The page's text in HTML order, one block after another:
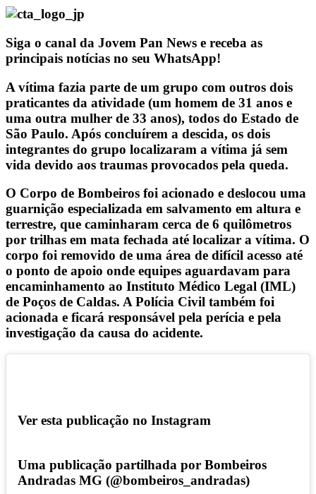
Siga o canal da Jovem Pan News e receba as
principais notícias no seu WhatsApp!
A vítima fazia parte de um grupo com outros dois
praticantes da atividade (um homem de 31 anos e
uma outra mulher de 33 anos), todos do Estado de
São Paulo. Após concluírem a descida, os dois
integrantes do grupo localizaram a vítima já sem
vida devido aos traumas provocados pela queda.
O Corpo de Bombeiros foi acionado e deslocou uma
guarnição especializada em salvamento em altura e
terrestre, que caminharam cerca de 6 quilômetros
por trilhas em mata fechada até localizar a vítima. O
corpo foi removido de uma área de difícil acesso até
o ponto de apoio onde equipes aguardavam para
encaminhamento ao Instituto Médico Legal (IML)
de Poços de Caldas. A Polícia Civil também foi
acionada e ficará responsável pela perícia e pela
investigação da causa do acidente.
Ver esta publicação no Instagram
Uma publicação partilhada por Bombeiros
Andradas MG (@bombeiros_andradas)